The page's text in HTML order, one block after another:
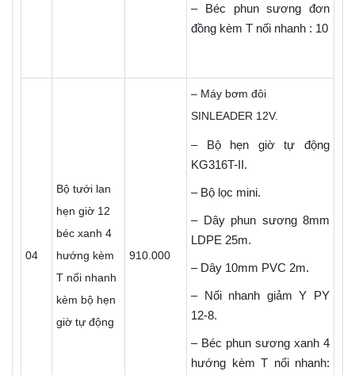
– Béc phun sương đơn
đồng kèm T nối nhanh : 10
04
Bộ tưới lan
hẹn giờ 12
béc xanh 4
hướng kèm
T nối nhanh
kèm bộ hẹn
giờ tự động
910.000
– Máy bơm đôi
SINLEADER 12V.
– Bộ hẹn giờ tự động
KG316T-II.
– Bộ lọc mini.
– Dây phun sương 8mm
LDPE 25m.
– Dây 10mm PVC 2m.
– Nối nhanh giảm Y PY
12-8.
– Béc phun sương xanh 4
hướng kèm T nối nhanh: